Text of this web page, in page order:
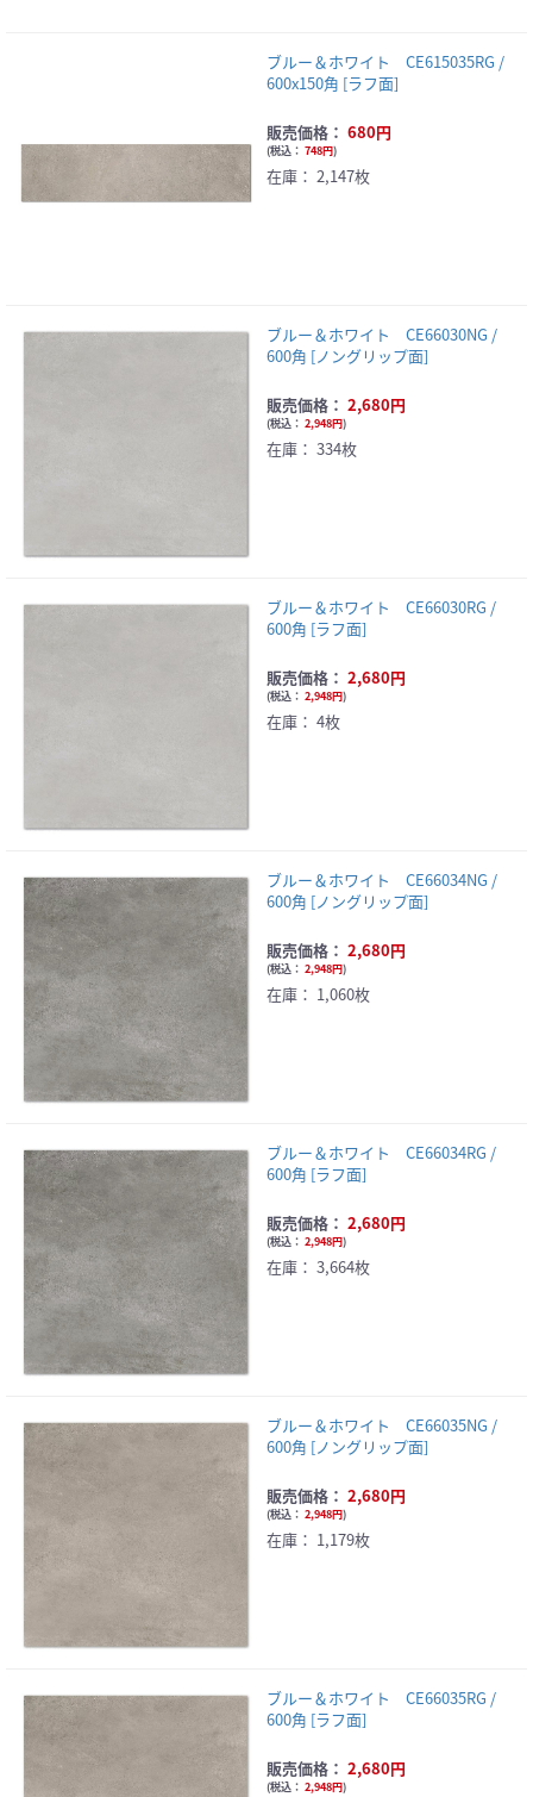
ブルー＆ホワイト CE615035RG /
600x150角 [ラフ面]
販売価格： 680円
(税込： 748円)
在庫： 2,147枚
ブルー＆ホワイト CE66030NG /
600角 [ノングリップ面]
販売価格： 2,680円
(税込： 2,948円)
在庫： 334枚
ブルー＆ホワイト CE66030RG /
600角 [ラフ面]
販売価格： 2,680円
(税込： 2,948円)
在庫： 4枚
ブルー＆ホワイト CE66034NG /
600角 [ノングリップ面]
販売価格： 2,680円
(税込： 2,948円)
在庫： 1,060枚
ブルー＆ホワイト CE66034RG /
600角 [ラフ面]
販売価格： 2,680円
(税込： 2,948円)
在庫： 3,664枚
ブルー＆ホワイト CE66035NG /
600角 [ノングリップ面]
販売価格： 2,680円
(税込： 2,948円)
在庫： 1,179枚
ブルー＆ホワイト CE66035RG /
600角 [ラフ面]
販売価格： 2,680円
(税込： 2,948円)